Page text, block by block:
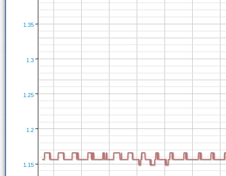
1.2
1.3
1.15
1.25
1.35